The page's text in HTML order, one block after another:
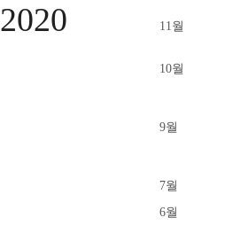
2020 11월
10월
9월
7월
6월